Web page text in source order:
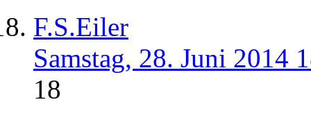
F.S.Eiler
Samstag, 28. Juni 2014
18